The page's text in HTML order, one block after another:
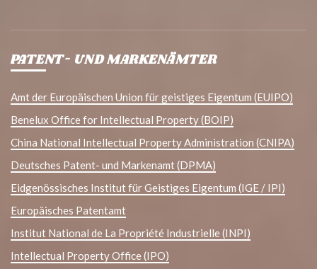
PATENT- UND MARKENÄMTER
Amt der Europäischen Union für geistiges Eigentum (EUIPO)
Benelux Office for Intellectual Property (BOIP)
China National Intellectual Property Administration (CNIPA)
Deutsches Patent- und Markenamt (DPMA)
Eidgenössisches Institut für Geistiges Eigentum (IGE / IPI)
Europäisches Patentamt
Institut National de La Propriété Industrielle (INPI)
Intellectual Property Office (IPO)